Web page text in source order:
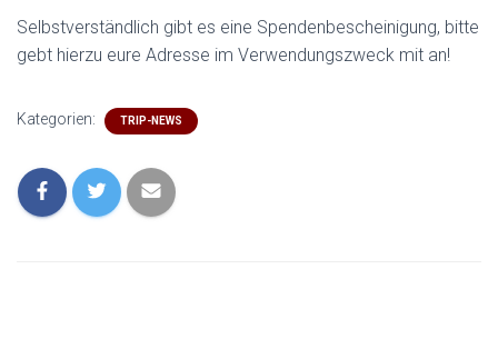
Selbstverständlich gibt es eine Spendenbescheinigung, bitte
gebt hierzu eure Adresse im Verwendungszweck mit an!
Kategorien: TRIP-NEWS